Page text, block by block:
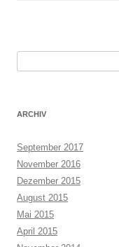
ARCHIV
September 2017
November 2016
Dezember 2015
August 2015
Mai 2015
April 2015